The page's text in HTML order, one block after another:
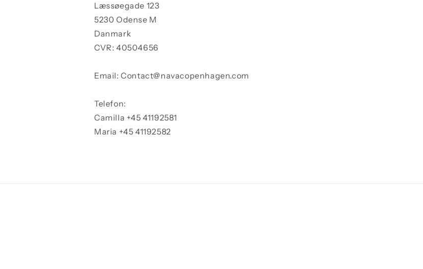
Læssøegade 123
5230 Odense M
Danmark
CVR: 40504656
Email: Contact@navacopenhagen.com
Telefon:
Camilla +45 41192581
Maria +45 41192582